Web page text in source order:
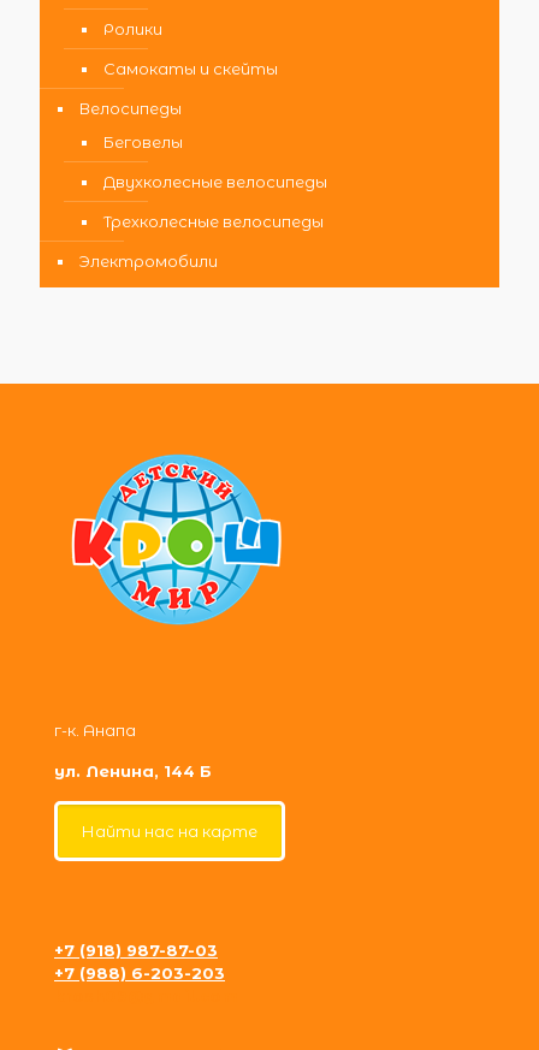
Ролики
Самокаты и скейты
Велосипеды
Беговелы
Двухколесные велосипеды
Трехколесные велосипеды
Электромобили
г-к. Анапа
ул. Ленина, 144 Б
Найти нас на карте
+7 (918) 987-87-03
+7 (988) 6-203-203